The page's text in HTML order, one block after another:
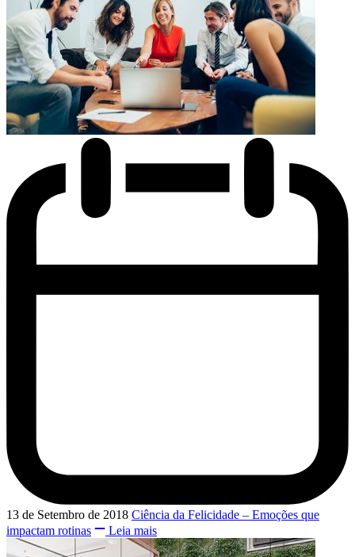
13 de Setembro de 2018 Ciência da Felicidade – Emoções que
impactam rotinas
Leia mais